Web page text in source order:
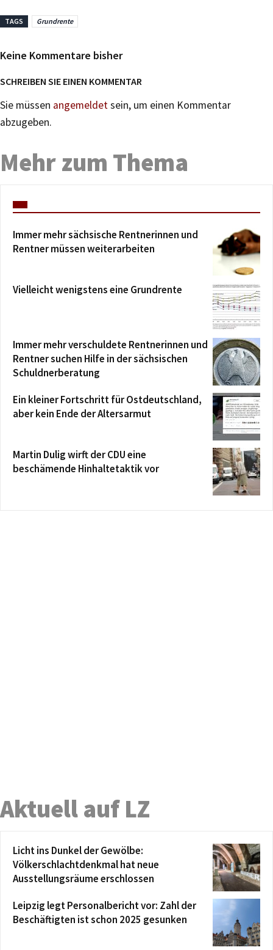
TAGS Grundrente
Keine Kommentare bisher
SCHREIBEN SIE EINEN KOMMENTAR
Sie müssen angemeldetsein, um einen Kommentar
abzugeben.
Mehr zum Thema
Immer mehr sächsische Rentnerinnen und
Rentner müssen weiterarbeiten
Vielleicht wenigstens eine Grundrente
Immer mehr verschuldete Rentnerinnen und
Rentner suchen Hilfe in der sächsischen
Schuldnerberatung
Ein kleiner Fortschritt für Ostdeutschland,
aber kein Ende der Altersarmut
Martin Dulig wirft der CDU eine
beschämende Hinhaltetaktik vor
Aktuell auf LZ
Licht ins Dunkel der Gewölbe:
Völkerschlachtdenkmal hat neue
Ausstellungsräume erschlossen
Leipzig legt Personalbericht vor: Zahl der
Beschäftigten ist schon 2025 gesunken